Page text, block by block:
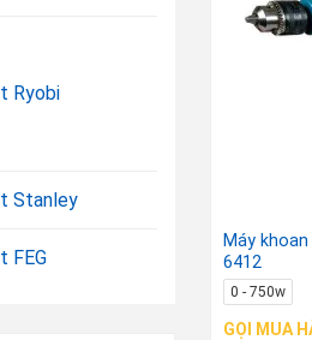
Máy
6412
0 - 750w
GỌI MUA
Ryobi
Stanley
FEG